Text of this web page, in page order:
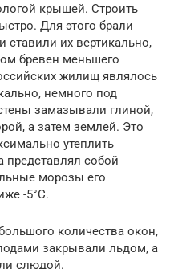
крышей. Строить
Для этого брали
ставили их вертикально,
бревен меньшего
жилищ являлось
немного под
замазывали глиной,
а затем землей. Это
утеплить
представлял собой
морозы его
-5°С.
количества окон,
закрывали льдом, а
слюдой.